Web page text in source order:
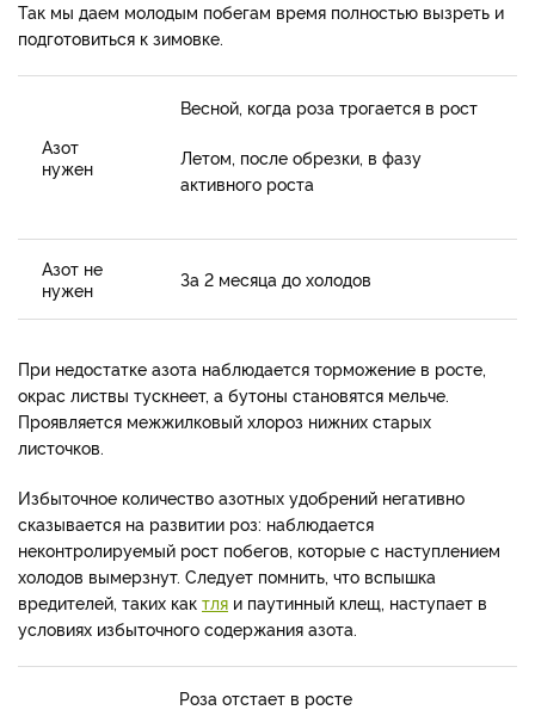
Так мы даем молодым побегам время полностью вызреть и
подготовиться к зимовке.
Азот
нужен
Весной, когда роза трогается в рост
Летом, после обрезки, в фазу
активного роста
Азот не
нужен
За 2 месяца до холодов
При недостатке азота наблюдается торможение в росте,
окрас листвы тускнеет, а бутоны становятся мельче.
Проявляется межжилковый хлороз нижних старых
листочков.
Избыточное количество азотных удобрений негативно
сказывается на развитии роз: наблюдается
неконтролируемый рост побегов, которые с наступлением
холодов вымерзнут. Следует помнить, что вспышка
вредителей, таких как тля и паутинный клещ, наступает в
условиях избыточного содержания азота.
Роза отстает в росте